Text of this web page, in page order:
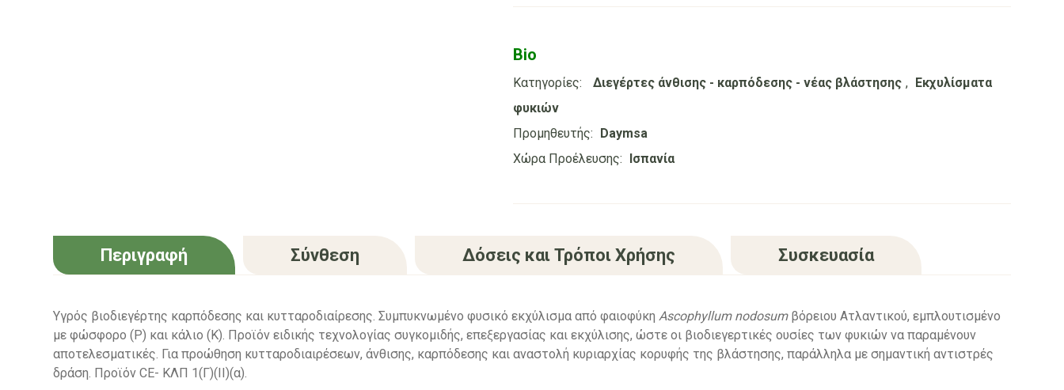
Κατηγορίες: Διεγέρτες άνθισης - καρπόδεσης - νέας βλάστησης , Εκχυλίσματα
φυκιών
Bio
Προμηθευτής: Daymsa
Χώρα Προέλευσης: Ισπανία
Περιγραφή Σύνθεση Δόσεις και Τρόποι Χρήσης Συσκευασία
Υγρός βιοδιεγέρτης καρπόδεσης και κυτταροδιαίρεσης. Συμπυκνωμένο φυσικό εκχύλισμα από φαιοφύκηAscophyllum nodosumβόρειου Ατλαντικού, εμπλουτισμένο
με φώσφορο (P) και κάλιο (K). Προϊόν ειδικής τεχνολογίας συγκομιδής, επεξεργασίας και εκχύλισης, ώστε οι βιοδιεγερτικές ουσίες των φυκιών να παραμένουν
αποτελεσματικές. Για προώθηση κυτταροδιαιρέσεων, άνθισης, καρπόδεσης και αναστολή κυριαρχίας κορυφής της βλάστησης, παράλληλα με σημαντική αντιστρές
δράση. Προϊόν CE- ΚΛΠ 1(Γ)(II)(α).